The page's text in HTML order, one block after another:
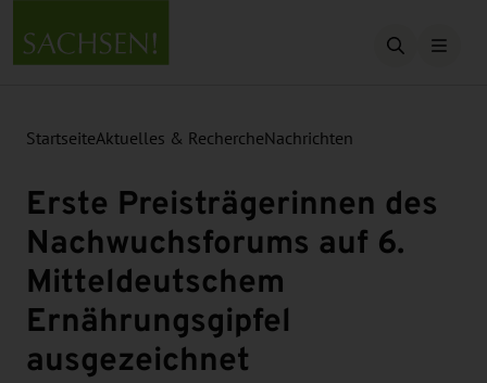
Suche
StartseiteAktuelles & RechercheNachrichten
Erste Preisträgerinnen des
Nachwuchsforums auf 6.
Mitteldeutschem
Ernährungsgipfel
ausgezeichnet